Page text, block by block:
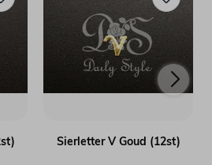
Sierletter V Goud (12st)